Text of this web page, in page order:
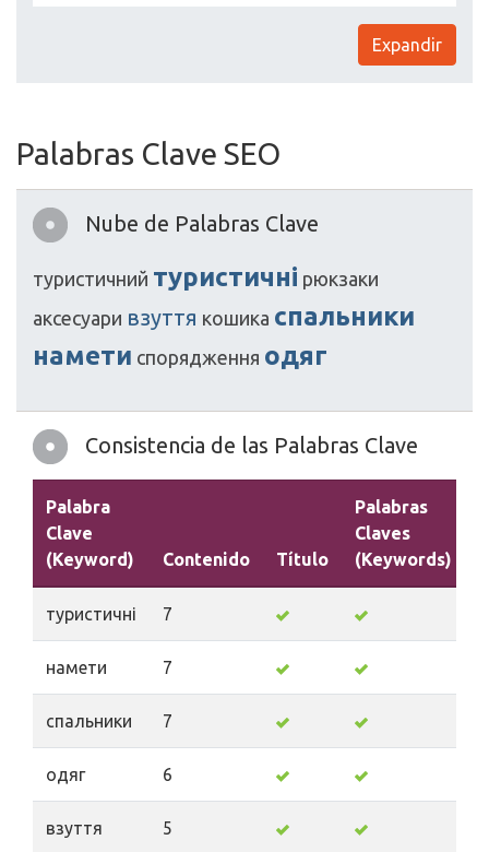
Expandir
Palabras Clave SEO
Nube de Palabras Clave
туристичний туристичні рюкзаки
аксесуари взуття кoшика спальники
намети спорядження одяг
Consistencia de las Palabras Clave
Palabra
Clave
(Keyword)
Contenido Título
Palabras
Claves
(Keywords)
туристичні 7
намети 7
спальники 7
одяг 6
взуття 5